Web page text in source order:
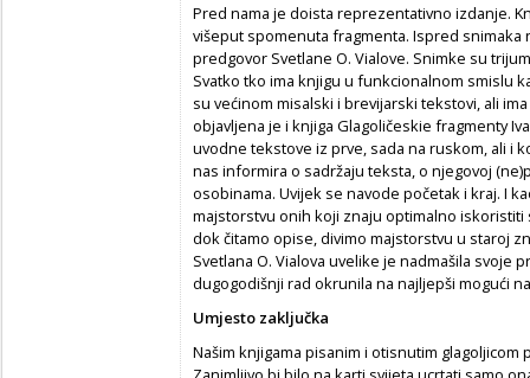
Pred nama je doista reprezentativno izdanje.
višeput spomenuta fragmenta. Ispred snimaka
predgovor Svetlane O. Vialove. Snimke su
Svatko tko ima knjigu u funkcionalnom smislu
su većinom misalski i brevijarski tekstovi, ali
objavljena je i knjiga Glagoličeskie fragmenty
uvodne tekstove iz prve, sada na ruskom, ali i
nas informira o sadržaju teksta, o njegovoj
osobinama. Uvijek se navode početak i kraj. I
majstorstvu onih koji znaju optimalno
dok čitamo opise, divimo majstorstvu u staroj
Svetlana O. Vialova uvelike je nadmašila svoje
dugogodišnji rad okrunila na najljepši mogući
Umjesto zaključka
Našim knjigama pisanim i otisnutim